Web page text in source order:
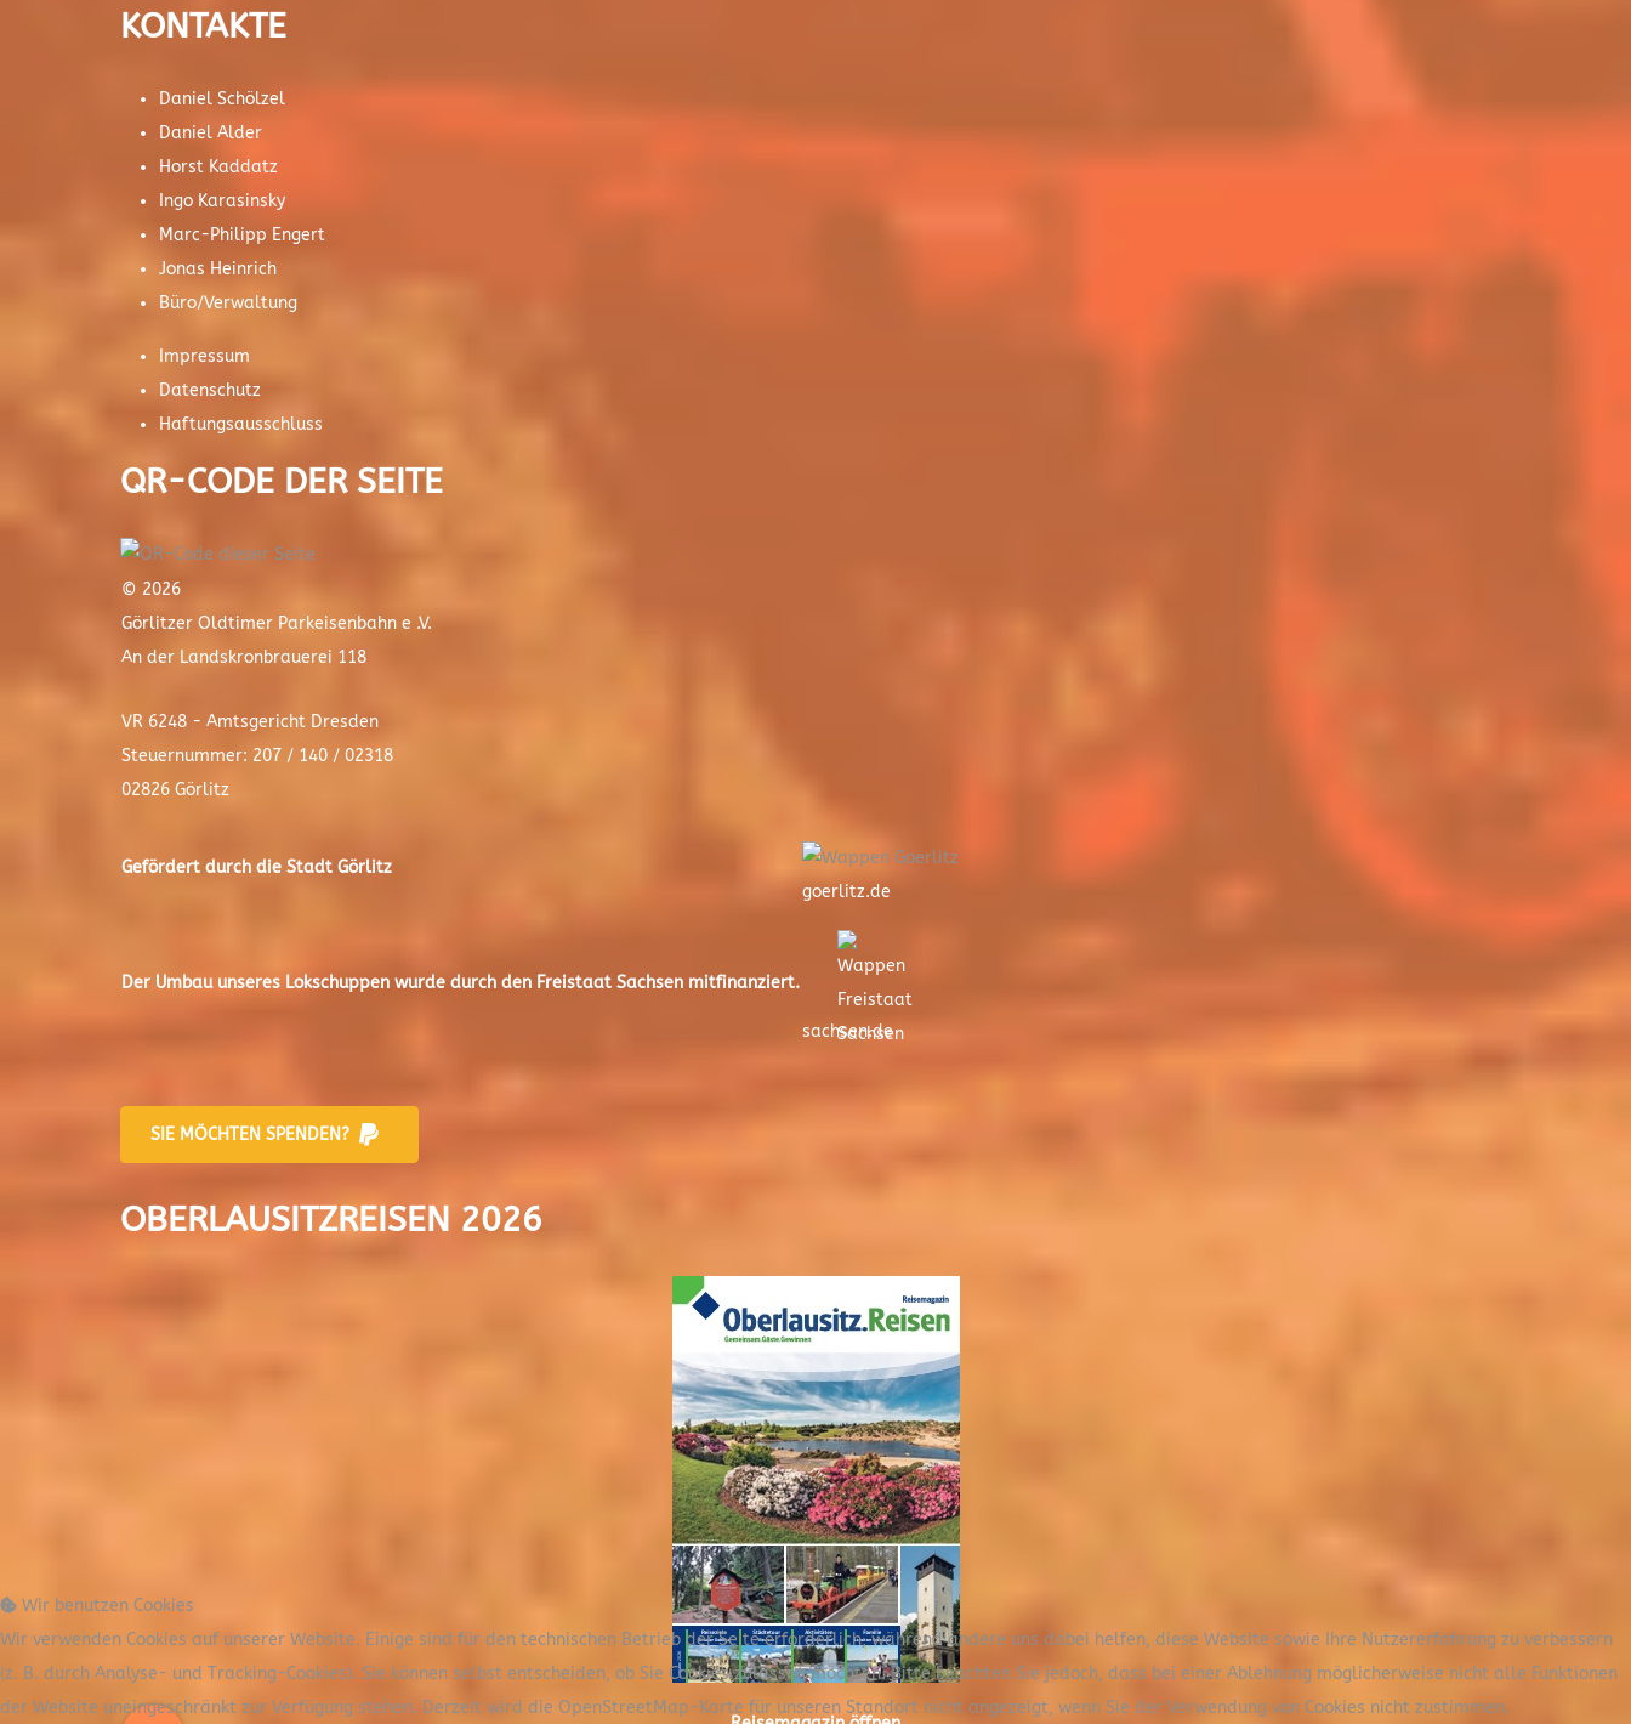
KONTAKTE
Daniel Schölzel
Daniel Alder
Horst Kaddatz
Ingo Karasinsky
Marc-Philipp Engert
Jonas Heinrich
Büro/Verwaltung
Impressum
Datenschutz
Haftungsausschluss
QR-CODE DER SEITE
© 2026
Görlitzer Oldtimer Parkeisenbahn e .V.
An der Landskronbrauerei 118
VR 6248 - Amtsgericht Dresden
Steuernummer: 207 / 140 / 02318
02826 Görlitz
Gefördert durch die Stadt Görlitz
goerlitz.de
Der Umbau unseres Lokschuppen wurde durch den Freistaat Sachsen mitfinanziert.
sachsen.de
SIE MÖCHTEN SPENDEN?
OBERLAUSITZREISEN 2026
Wir benutzen Cookies
Wir verwenden Cookies auf unserer Website. Einige sind für den technischen Betrieb der Seite erforderlich, während andere uns dabei helfen, diese Website sowie Ihre Nutzererfahrung zu verbessern
(z. B. durch Analyse- und Tracking-Cookies). Sie können selbst entscheiden, ob Sie Cookies zulassen möchten. Bitte beachten Sie jedoch, dass bei einer Ablehnung möglicherweise nicht alle Funktionen
der Website uneingeschränkt zur Verfügung stehen. Derzeit wird die OpenStreetMap-Karte für unseren Standort nicht angezeigt, wenn Sie der Verwendung von Cookies nicht zustimmen.